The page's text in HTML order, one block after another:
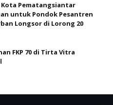
Pematangsiantar
untuk Pondok Pesantren
Longsor di Lorong 20
FKP 70 di Tirta Vitra